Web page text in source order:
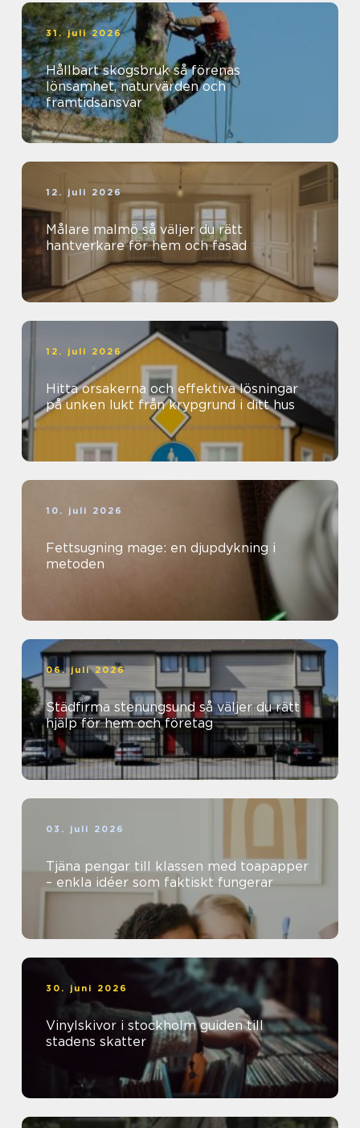
31. juli 2026
Hållbart skogsbruk så förenas
lönsamhet, naturvärden och
framtidsansvar
12. juli 2026
Målare malmö så väljer du rätt
hantverkare för hem och fasad
12. juli 2026
Hitta orsakerna och effektiva lösningar
på unken lukt från krypgrund i ditt hus
10. juli 2026
Fettsugning mage: en djupdykning i
metoden
06. juli 2026
Städfirma stenungsund så väljer du rätt
hjälp för hem och företag
03. juli 2026
Tjäna pengar till klassen med toapapper
– enkla idéer som faktiskt fungerar
30. juni 2026
Vinylskivor i stockholm guiden till
stadens skatter